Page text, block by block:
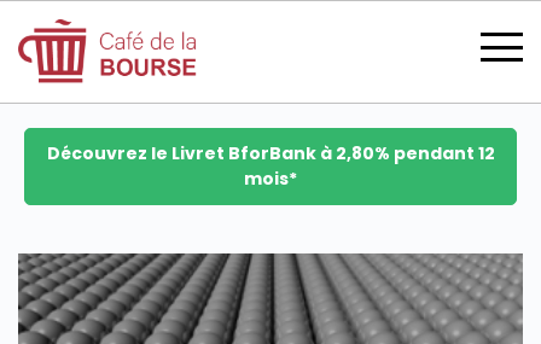
se connecter
Découvrez le Livret BforBank à 2,80% pendant 12
mois*